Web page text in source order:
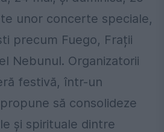
unor concerte speciale,
precum Fuego, Frații
Nebunul. Organizatorii
festivă, într-un
să consolideze
și spirituale dintre